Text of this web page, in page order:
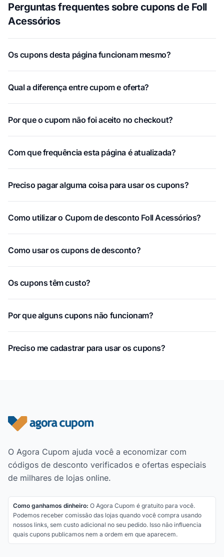
Perguntas frequentes sobre cupons de Foll
Acessórios
Os cupons desta página funcionam mesmo?
Qual a diferença entre cupom e oferta?
Por que o cupom não foi aceito no checkout?
Com que frequência esta página é atualizada?
Preciso pagar alguma coisa para usar os cupons?
Como utilizar o Cupom de desconto Foll Acessórios?
Como usar os cupons de desconto?
Os cupons têm custo?
Por que alguns cupons não funcionam?
Preciso me cadastrar para usar os cupons?
Rodapé do site
O Agora Cupom ajuda você a economizar com
códigos de desconto verificados e ofertas especiais
de milhares de lojas online.
Como ganhamos dinheiro: O Agora Cupom é gratuito para você.
Podemos receber comissão das lojas quando você compra usando
nossos links, sem custo adicional no seu pedido. Isso não influencia
quais cupons publicamos nem a ordem em que aparecem.